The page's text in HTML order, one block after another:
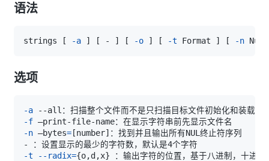
语法
strings [ -a ] [ - ] [ -o ] [ -t Format ] [ -n
选项
-a
-f
-n –bytes= [number]
-t
--radix={o,d,x}